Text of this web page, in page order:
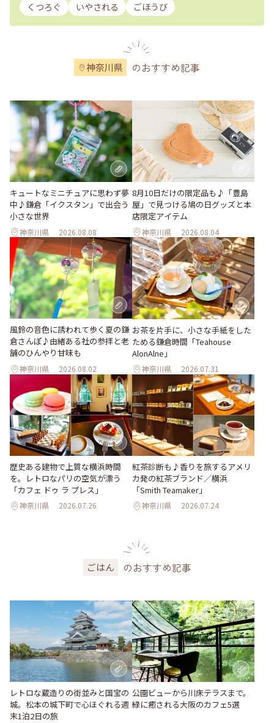
くつろぐ
いやされる ごほうび
神奈川県 のおすすめ記事
キュートなミニチュアに思わず夢
中♪鎌倉「イクスタン」で出会う
小さな世界
神奈川県 2026.08.08
8月10日だけの限定品も♪「豊島
屋」で見つける鳩の日グッズと本
店限定アイテム
神奈川県 2026.08.04
風鈴の音色に誘われて歩く夏の鎌
倉さんぽ♪由緒ある社の参拝と老
舗のひんやり甘味も
神奈川県 2026.08.02
お茶を片手に、小さな手紙をした
ためる鎌倉時間「Teahouse
AlonAlne」
神奈川県 2026.07.31
歴史ある建物で上質な横浜時間
を。レトロなパリの空気が漂う
「カフェ ドゥ ラ プレス」
神奈川県 2026.07.26
紅茶診断も♪香りを旅するアメリ
カ発の紅茶ブランド／横浜
「Smith Teamaker」
神奈川県 2026.07.24
ごはん のおすすめ記事
レトロな蔵造りの街並みと国宝の
城。松本の城下町で心ほぐれる週
末1泊2日の旅
公園ビューから川床テラスまで。
緑に癒される大阪のカフェ5選